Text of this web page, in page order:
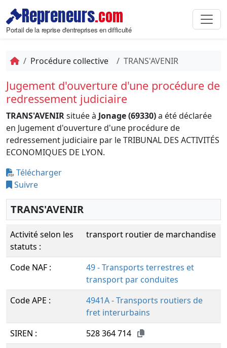
Repreneurs.com
Portail de la reprise d'entreprises en difficulté
Procédure collective TRANS'AVENIR
Jugement d'ouverture d'une procédure de
redressement judiciaire
TRANS'AVENIRsituée à Jonage (69330)a été déclarée
en Jugement d'ouverture d'une procédure de
redressement judiciaire par le TRIBUNAL DES ACTIVITÉS
ECONOMIQUES DE LYON.
Télécharger
Suivre
TRANS'AVENIR
Activité selon les
statuts :
transport routier de marchandise
Code NAF :
49 - Transports terrestres et
transport par conduites
Code APE :
4941A - Transports routiers de
fret interurbains
SIREN :
528 364 714